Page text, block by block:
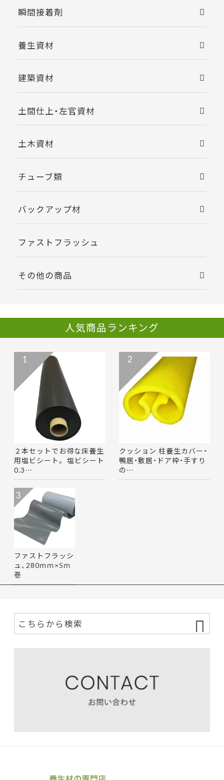
瞬間接着剤
養生資材
建築資材
土間仕上・左官資材
土木資材
チューブ類
バックアップ材
ファストフラッシュ
その他の商品
人気商品ランキング
２本セットでお得な床養生
用塩ビシート。 塩ビシート
0.3…
1
クッション 柱養生カバー・
鴨居・敷居・ドア枠・手すり
の…
2
ファストフラッシ
ュ、280ｍｍ×5ｍ
巻
3